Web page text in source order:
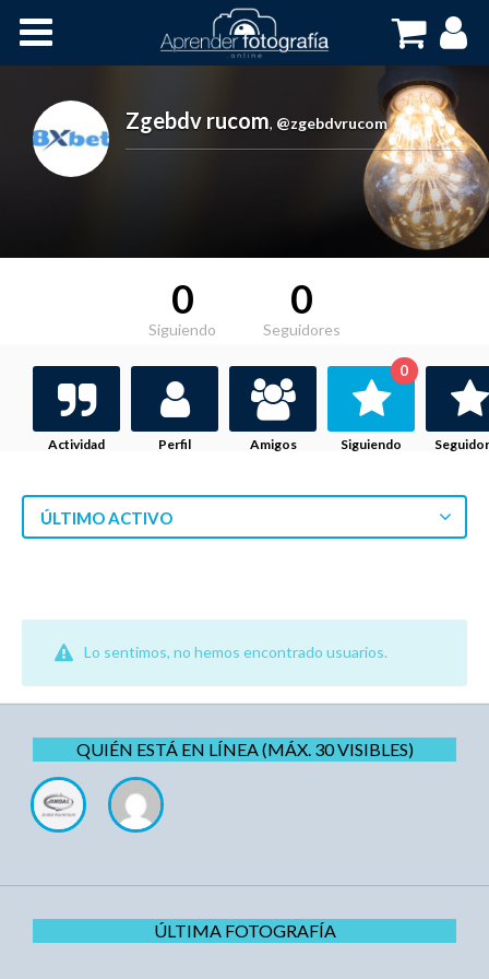
Cursos OnLine
Zgebdv rucom, @zgebdvrucom
0
Siguiendo
0
Seguidores
Actividad Perfil Amigos Siguiendo
0
ÚLTIMO ACTIVO
Lo sentimos, no hemos encontrado usuarios.
QUIÉN ESTÁ EN LÍNEA (MÁX. 30 VISIBLES)
ÚLTIMA FOTOGRAFÍA